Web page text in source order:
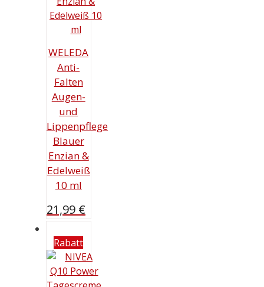
WELEDA
Anti-
Falten
Augen-
und
Lippenpflege
Blauer
Enzian &
Edelweiß
10 ml
21,99 €
Rabatt